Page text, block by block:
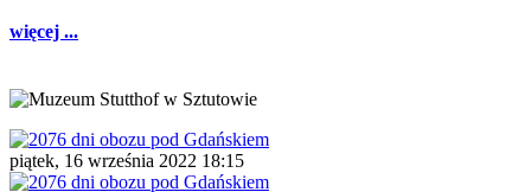
więcej ...
piątek, 16 września 2022 18:15